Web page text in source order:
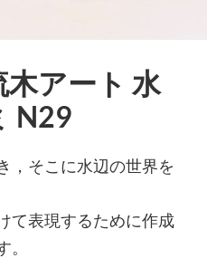
アート 水
N29
，そこに水辺の世界を
て表現するために作成